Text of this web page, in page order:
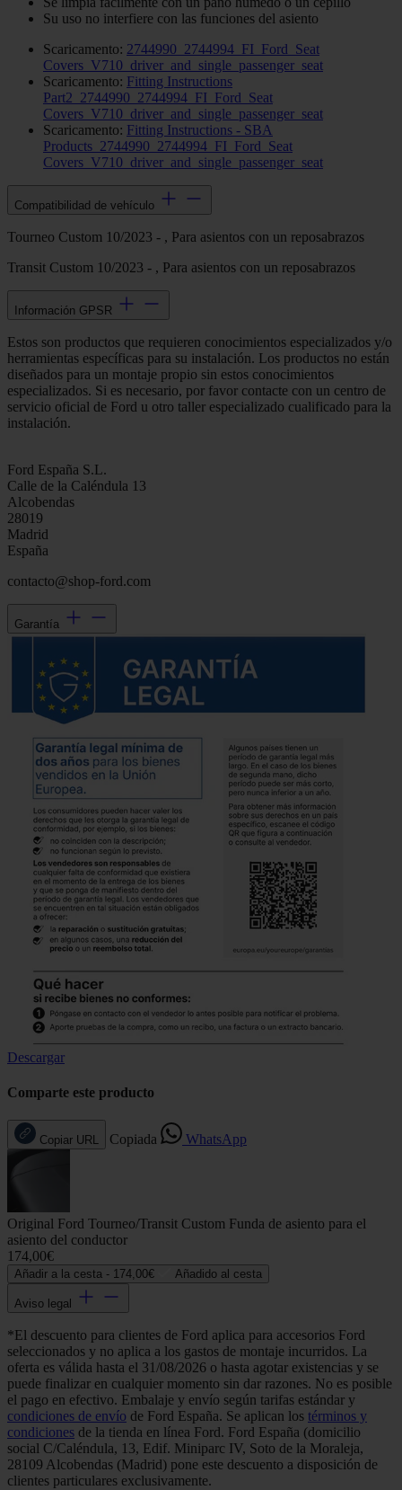
Su uso no interfiere con las funciones del asiento
Scaricamento: 2744990_2744994_FI_Ford_Seat
Covers_V710_driver_and_single_passenger_seat
Scaricamento: Fitting Instructions
Part2_2744990_2744994_FI_Ford_Seat
Covers_V710_driver_and_single_passenger_seat
Scaricamento: Fitting Instructions - SBA
Products_2744990_2744994_FI_Ford_Seat
Covers_V710_driver_and_single_passenger_seat
Compatibilidad de vehículo
Tourneo Custom 10/2023 - , Para asientos con un reposabrazos
Transit Custom 10/2023 - , Para asientos con un reposabrazos
Información GPSR
Estos son productos que requieren conocimientos especializados y/o
herramientas específicas para su instalación. Los productos no están
diseñados para un montaje propio sin estos conocimientos
especializados. Si es necesario, por favor contacte con un centro de
servicio oficial de Ford u otro taller especializado cualificado para la
instalación.
Ford España S.L.
Calle de la Caléndula 13
Alcobendas
28019
Madrid
España
contacto@shop-ford.com
Garantía
Descargar
Comparte este producto
Copiar URL Copiada WhatsApp
Original Ford Tourneo/Transit Custom Funda de asiento para el
asiento del conductor
174,00€
Añadir a la cesta - 174,00€ Añadido al cesta
Aviso legal
*El descuento para clientes de Ford aplica para accesorios Ford
seleccionados y no aplica a los gastos de montaje incurridos. La
oferta es válida hasta el 31/08/2026 o hasta agotar existencias y se
puede finalizar en cualquier momento sin dar razones. No es posible
el pago en efectivo. Embalaje y envío según tarifas estándar y
condiciones de envío de Ford España. Se aplican los términos y
condiciones de la tienda en línea Ford. Ford España (domicilio
social C/Caléndula, 13, Edif. Miniparc IV, Soto de la Moraleja,
28109 Alcobendas (Madrid) pone este descuento a disposición de
clientes particulares exclusivamente.